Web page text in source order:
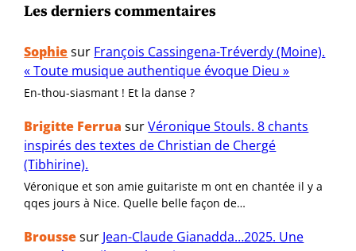
Les derniers commentaires
Sophiesur François Cassingena-Tréverdy (Moine).
« Toute musique authentique évoque Dieu »
En-thou-siasmant ! Et la danse ?
Brigitte Ferrua surVéronique Stouls. 8 chants
inspirés des textes de Christian de Chergé
(Tibhirine).
Véronique et son amie guitariste m ont en chantée il y a
qqes jours à Nice. Quelle belle façon de…
Broussesur Jean-Claude Gianadda…2025. Une